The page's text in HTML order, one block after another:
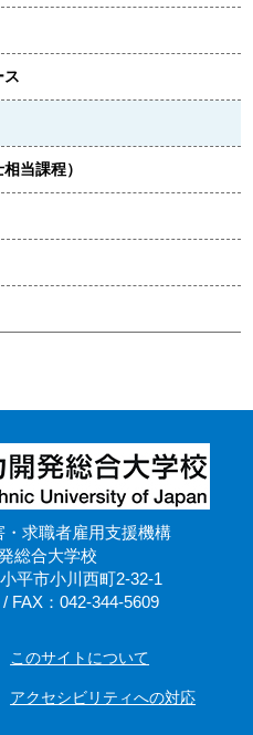
ス
当課程）
・求職者雇用支援機構
総合大学校
平市小川西町2-32-1
FAX：042-344-5609
このサイトについて
アクセシビリティへの対応